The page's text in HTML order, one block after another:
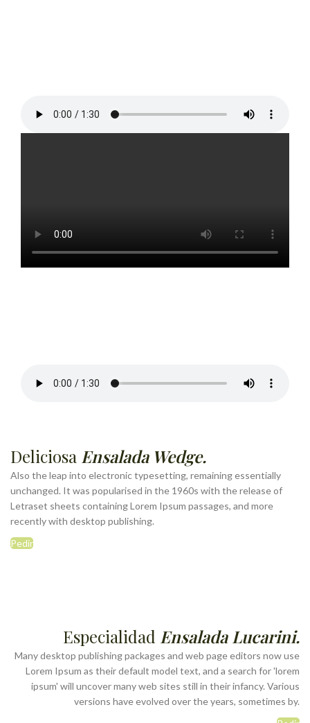
Deliciosa Ensalada Wedge.
Also the leap into electronic typesetting, remaining essentially
unchanged. It was popularised in the 1960s with the release of
Letraset sheets containing Lorem Ipsum passages, and more
recently with desktop publishing.
Pedir
Especialidad Ensalada Lucarini.
Many desktop publishing packages and web page editors now use
Lorem Ipsum as their default model text, and a search for 'lorem
ipsum' will uncover many web sites still in their infancy. Various
versions have evolved over the years, sometimes by.